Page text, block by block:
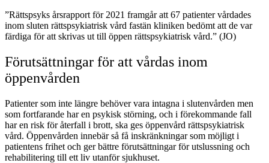
”Rättspsyks årsrapport för 2021 framgår att 67 patienter vårdades
inom sluten rättspsykiatrisk vård fastän kliniken bedömt att de var
färdiga för att skrivas ut till öppen rättspsykiatrisk vård.” (JO)
Förutsättningar för att vårdas inom
öppenvården
Patienter som inte längre behöver vara intagna i slutenvården men
som fortfarande har en psykisk störning, och i förekommande fall
har en risk för återfall i brott, ska ges öppenvård rättspsykiatrisk
vård. Öppenvården innebär så få inskränkningar som möjligt i
patientens frihet och ger bättre förutsättningar för utslussning och
rehabilitering till ett liv utanför sjukhuset.